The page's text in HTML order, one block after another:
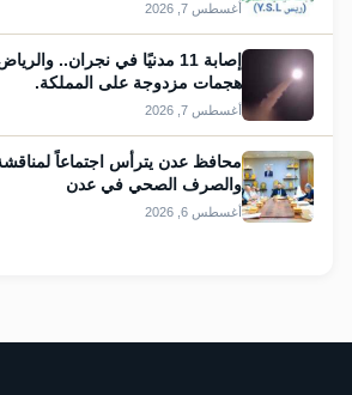
أغسطس 7, 2026
إصابة 11 مدنيًا في نجران..
هجمات مزدوجة على المملكة.
أغسطس 7, 2026
محافظ عدن يترأس اجتماعاً
والصرف الصحي في عدن
أغسطس 6, 2026